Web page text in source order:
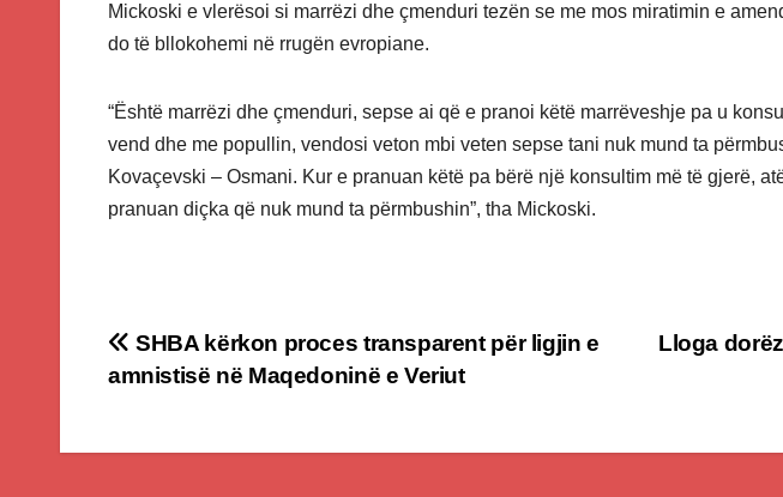
Mickoski e vlerësoi si marrëzi dhe çmenduri tezën se me mos miratimin e
do të bllokohemi në rrugën evropiane.
“Është marrëzi dhe çmenduri, sepse ai që e pranoi këtë marrëveshje pa u
vend dhe me popullin, vendosi veton mbi veten sepse tani nuk mund ta
Kovaçevski – Osmani. Kur e pranuan këtë pa bërë një konsultim më të gjerë,
pranuan diçka që nuk mund ta përmbushin”, tha Mickoski.
Post
navigation
Lloga
SHBA kërkon proces transparent për ligjin e
amnistisë në Maqedoninë e Veriut